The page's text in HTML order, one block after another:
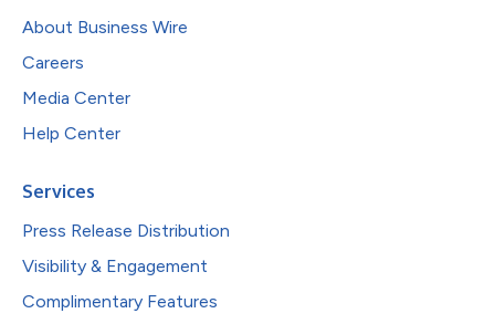
About Business Wire
Careers
Media Center
Help Center
Services
Press Release Distribution
Visibility & Engagement
Complimentary Features